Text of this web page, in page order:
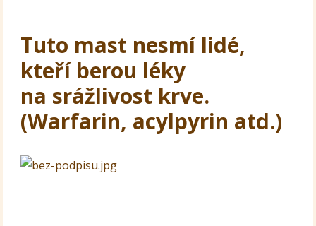
Tuto mast nesmí lidé,
kteří berou léky
na srážlivost krve.
(Warfarin, acylpyrin atd.)